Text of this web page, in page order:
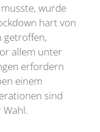
wurde
hart von
getroffen,
allem unter
erfordern
einem
sind